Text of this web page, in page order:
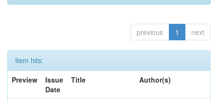
previous 1 next
Item hits:
Preview
Issue
Date
Title Author(s)